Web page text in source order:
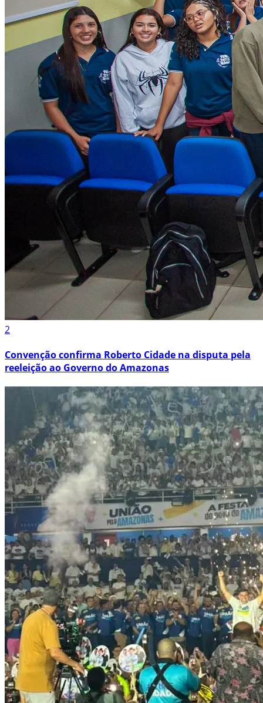
2
Convenção confirma Roberto Cidade na disputa pela
reeleição ao Governo do Amazonas